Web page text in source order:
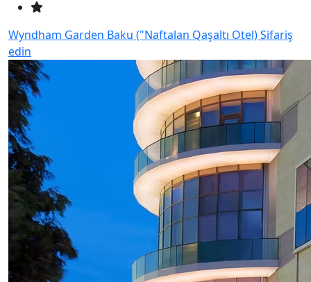
Wyndham Garden Baku ("Naftalan Qaşaltı Otel)Sifariş
edin